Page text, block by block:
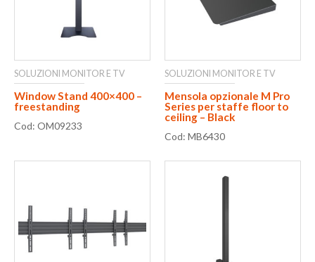
SOLUZIONI MONITOR E TV
Window Stand 400×400 –
freestanding
Cod: OM09233
SOLUZIONI MONITOR E TV
Mensola opzionale M Pro
Series per staffe floor to
ceiling – Black
Cod: MB6430